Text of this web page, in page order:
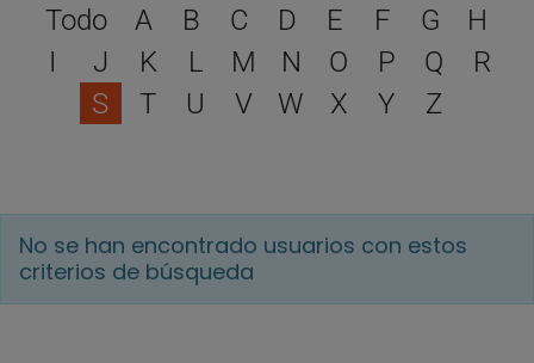
Selecciona una letra
Todo A B C D E F G
H
I
J K L M N O P Q
R
S
T U V W X Y Z
No se han encontrado usuarios con estos
criterios de búsqueda